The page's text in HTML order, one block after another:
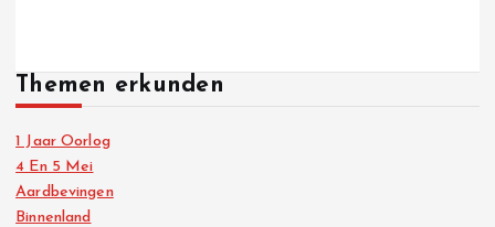
Themen erkunden
1 Jaar Oorlog
4 En 5 Mei
Aardbevingen
Binnenland